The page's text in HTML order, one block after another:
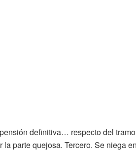
definitiva… respecto del
parte quejosa. Tercero. Se niega en